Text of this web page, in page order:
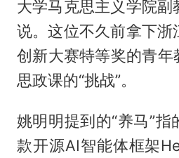
大学马克思主义学院副
说。这位不久前拿下浙
创新大赛特等奖的青年
思政课的“挑战”。
姚明明提到的“养马”
款开源AI智能体框架